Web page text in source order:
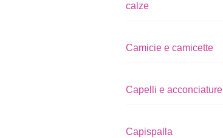
calze
Camicie e camicette
Capelli e acconciature
Capispalla